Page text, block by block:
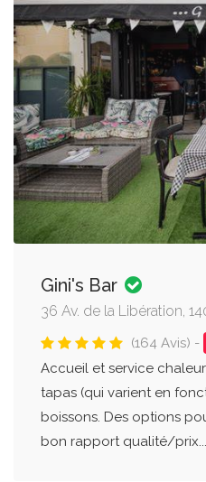
Gini's Bar
36 Av. de la Libération,
(164 Avis) -
Accueil et service
tapas (qui varient en
boissons. Des options
bon rapport qualité/